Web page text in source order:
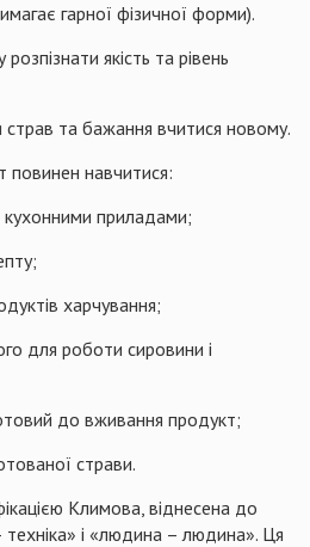
гарної фізичної форми).
якість та рівень
та бажання вчитися новому.
повинен навчитися:
кухонними приладами;
харчування;
для роботи сировини і
до вживання продукт;
страви.
Климова, віднесена до
і «людина – людина». Ця